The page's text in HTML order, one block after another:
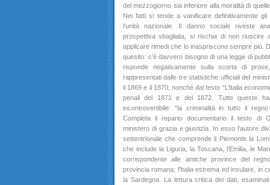
del mezzogiorno sia inferiore alla moralità di
Nei fatti si tende a vanificare definitivamente
l’unità nazionale. Il danno sociale riveste
prospettiva sbagliata, si rischia di non riuscire
applicare rimedi che lo inaspriscono sempre più.
quesito: c’è davvero bisogno di una legge di
risponde negativamente sulla scorta di
rappresentati dalle tre statistiche ufficiali del
il 1869 e il 1870, nonché dal testo “L’Italia
penali del 1871 e del 1872. Tutte queste
incontrovertibile: “la criminalità in tutto il
Completa il reparto documentario il testo di
ministero di grazia e giustizia. In esso l’autore
settentrionale che comprende il Piemonte la
che include la Liguria, la Toscana, l’Emilia, le
corrispondente alle antiche province del
provincia romana; l’Italia estrema ed insulare, in
la Sardegna. La lettura critica dei dati,